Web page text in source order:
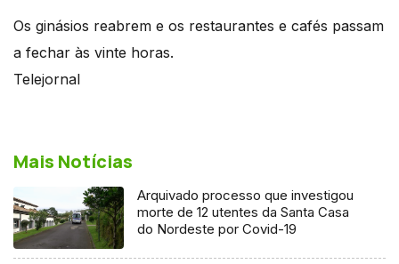
Os ginásios reabrem e os restaurantes e cafés passam
a fechar às vinte horas.
Telejornal
Mais Notícias
Arquivado processo que investigou
morte de 12 utentes da Santa Casa
do Nordeste por Covid-19